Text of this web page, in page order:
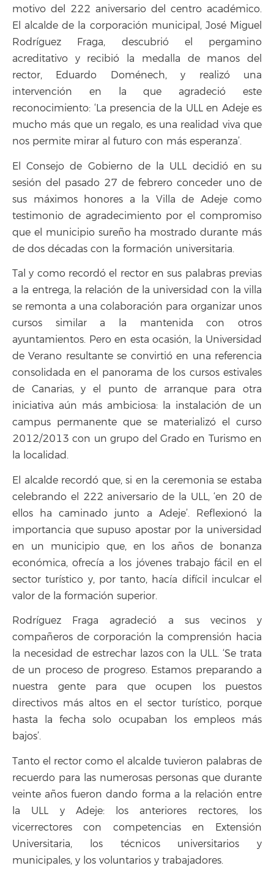
motivo del 222 aniversario del centro académico.
El alcalde de la corporación municipal, José Miguel
Rodríguez Fraga, descubrió el pergamino
acreditativo y recibió la medalla de manos del
rector, Eduardo Doménech, y realizó una
intervención en la que agradeció este
reconocimiento: ‘La presencia de la ULL en Adeje es
mucho más que un regalo, es una realidad viva que
nos permite mirar al futuro con más esperanza’.
El Consejo de Gobierno de la ULL decidió en su
sesión del pasado 27 de febrero conceder uno de
sus máximos honores a la Villa de Adeje como
testimonio de agradecimiento por el compromiso
que el municipio sureño ha mostrado durante más
de dos décadas con la formación universitaria.
Tal y como recordó el rector en sus palabras previas
a la entrega, la relación de la universidad con la villa
se remonta a una colaboración para organizar unos
cursos similar a la mantenida con otros
ayuntamientos. Pero en esta ocasión, la Universidad
de Verano resultante se convirtió en una referencia
consolidada en el panorama de los cursos estivales
de Canarias, y el punto de arranque para otra
iniciativa aún más ambiciosa: la instalación de un
campus permanente que se materializó el curso
2012/2013 con un grupo del Grado en Turismo en
la localidad.
El alcalde recordó que, si en la ceremonia se estaba
celebrando el 222 aniversario de la ULL, ‘en 20 de
ellos ha caminado junto a Adeje’. Reflexionó la
importancia que supuso apostar por la universidad
en un municipio que, en los años de bonanza
económica, ofrecía a los jóvenes trabajo fácil en el
sector turístico y, por tanto, hacía difícil inculcar el
valor de la formación superior.
Rodríguez Fraga agradeció a sus vecinos y
compañeros de corporación la comprensión hacia
la necesidad de estrechar lazos con la ULL. ‘Se trata
de un proceso de progreso. Estamos preparando a
nuestra gente para que ocupen los puestos
directivos más altos en el sector turístico, porque
hasta la fecha solo ocupaban los empleos más
bajos’.
Tanto el rector como el alcalde tuvieron palabras de
recuerdo para las numerosas personas que durante
veinte años fueron dando forma a la relación entre
la ULL y Adeje: los anteriores rectores, los
vicerrectores con competencias en Extensión
Universitaria, los técnicos universitarios y
municipales, y los voluntarios y trabajadores.